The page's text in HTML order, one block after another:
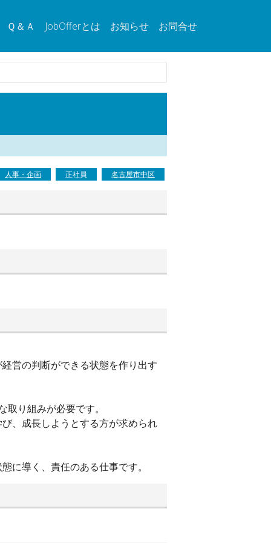
Ｑ＆Ａ JobOfferとは お知らせ お問合せ
人事・企画 正社員 名古屋市中区
営の判断ができる状態を作り出す
り組みが必要です。
、成長しようとする方が求められ
に導く、責任のある仕事です。